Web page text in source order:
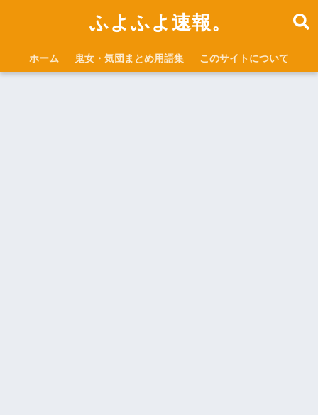
ふよふよ速報。
ホーム 鬼女・気団まとめ用語集 このサイトについて